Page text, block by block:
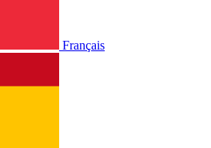
Français